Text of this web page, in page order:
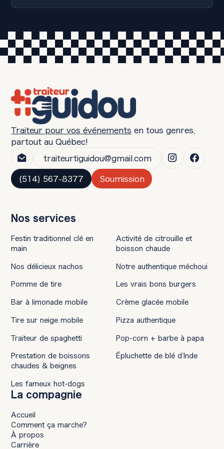
approvisionnons auprès de grossistes
réputés dans la région et si possible de
produits locaux. De plus, nous suivons les
notre équipement pour vous servir des
aliments frais, sains et savoureux!
Traiteur pour vos événements en tous genres,
partout au Québec!
traiteurtiguidou@gmail.com
(514) 567-8377
Soumission
Nos services
Festin traditionnel clé en
main
Activité de citrouille et
boisson chaude
Nos délicieux nachos
Notre authentique méchoui
Pomme de tire
Les vrais bons burgers
Bar à limonade mobile
Crème glacée mobile
Tire sur neige mobile
Pizza authentique
Traiteur de spaghetti
Pop-corn + barbe à papa
Prestation de boissons
chaudes & beignes
Épluchette de blé d’Inde
Les fameux hot-dogs
La compagnie
Accueil
Comment ça marche?
À propos
Carrière